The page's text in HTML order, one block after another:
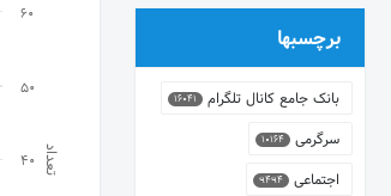
تعداد 40
50
60
برچسبها
بانک جامع کانال تلگرام 16041
سرگرمی 10164
اجتماعی 9494